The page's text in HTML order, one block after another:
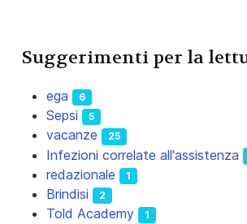
attesta falsamente fatti dei quali
della cartella o delle consegne,
che si ha l'obbligo giuridico di
Suggerimenti per la
ega 6
Sepsi 5
vacanze 25
Infezioni correlate all'assistenza
redazionale 1
Brindisi 2
Told Academy 1